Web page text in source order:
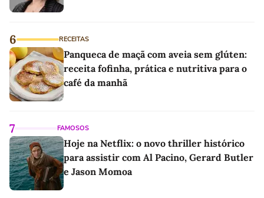
6 RECEITAS
Panqueca de maçã com aveia sem glúten:
receita fofinha, prática e nutritiva para o
café da manhã
7 FAMOSOS
Hoje na Netflix: o novo thriller histórico
para assistir com Al Pacino, Gerard Butler
e Jason Momoa